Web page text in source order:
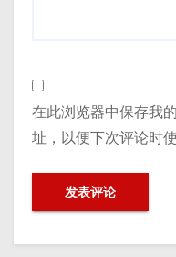
在此浏览器中保存我
址，以便下次评论时使